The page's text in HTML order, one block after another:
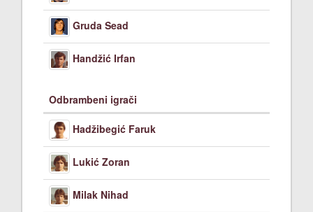
Gruda Sead
Handžić Irfan
Odbrambeni igrači
Hadžibegić Faruk
Lukić Zoran
Milak Nihad